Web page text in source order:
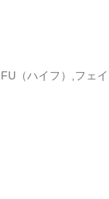
（ハイフ）,フェ